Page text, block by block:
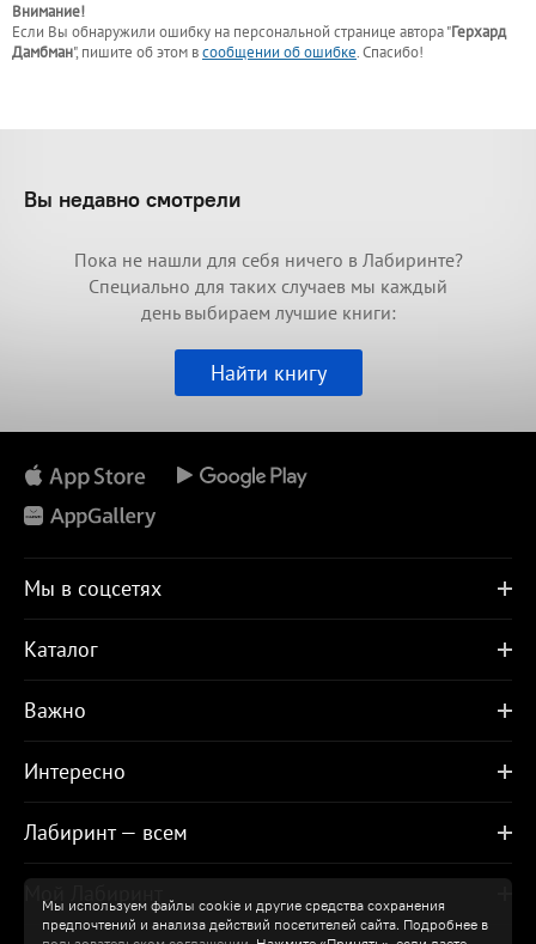
Внимание!
Если Вы обнаружили ошибку на персональной странице автора "Герхард
Дамбман", пишите об этом всообщении об ошибке. Спасибо!
Мы используем файлы cookie и другие средства сохранения
предпочтений и анализа действий посетителей сайта. Подробнее в
Вы недавно смотрели
Пока не нашли для себя ничего в Лабиринте?
Специально для таких случаев мы каждый
день выбираем лучшие книги:
Найти книгу
Мы в соцсетях
Каталог
Важно
Интересно
Лабиринт — всем